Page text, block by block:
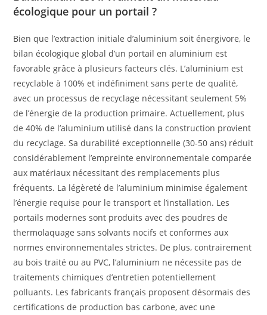
écologique pour un portail ?
Bien que l’extraction initiale d’aluminium soit énergivore, le
bilan écologique global d’un portail en aluminium est
favorable grâce à plusieurs facteurs clés. L’aluminium est
recyclable à 100% et indéfiniment sans perte de qualité,
avec un processus de recyclage nécessitant seulement 5%
de l’énergie de la production primaire. Actuellement, plus
de 40% de l’aluminium utilisé dans la construction provient
du recyclage. Sa durabilité exceptionnelle (30-50 ans) réduit
considérablement l’empreinte environnementale comparée
aux matériaux nécessitant des remplacements plus
fréquents. La légèreté de l’aluminium minimise également
l’énergie requise pour le transport et l’installation. Les
portails modernes sont produits avec des poudres de
thermolaquage sans solvants nocifs et conformes aux
normes environnementales strictes. De plus, contrairement
au bois traité ou au PVC, l’aluminium ne nécessite pas de
traitements chimiques d’entretien potentiellement
polluants. Les fabricants français proposent désormais des
certifications de production bas carbone, avec une